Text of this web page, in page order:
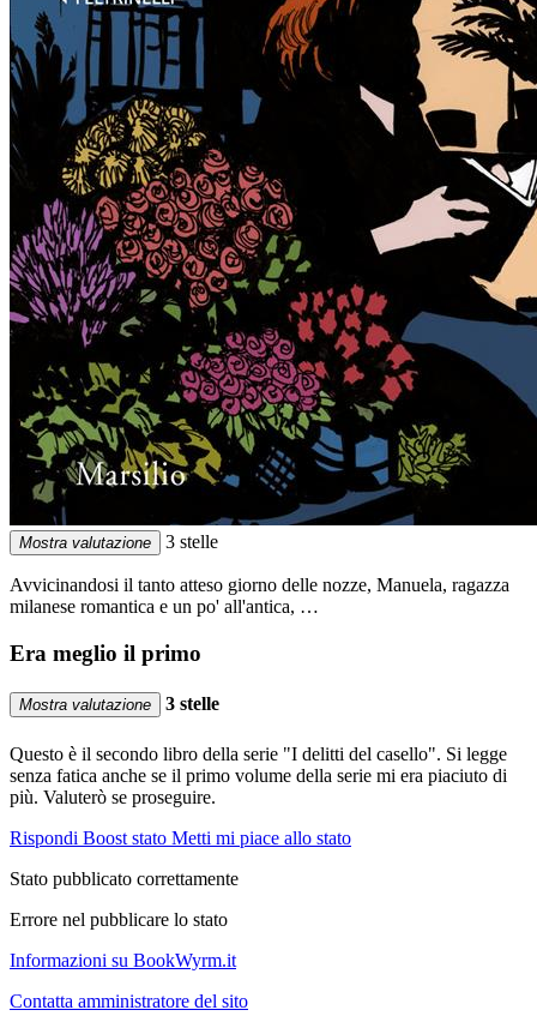
Mostra valutazione 3 stelle
Avvicinandosi il tanto atteso giorno delle nozze, Manuela, ragazza
milanese romantica e un po' all'antica, …
Era meglio il primo
Mostra valutazione 3 stelle
Questo è il secondo libro della serie "I delitti del casello". Si legge
senza fatica anche se il primo volume della serie mi era piaciuto di
più. Valuterò se proseguire.
Rispondi Boost stato Metti mi piace allo stato
Stato pubblicato correttamente
Errore nel pubblicare lo stato
Informazioni su BookWyrm.it
Contatta amministratore del sito